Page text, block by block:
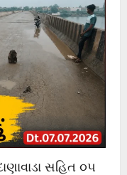
સહિત ૦૫